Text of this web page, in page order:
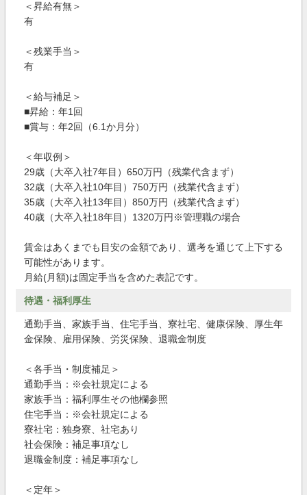
＜昇給有無＞
有
＜残業手当＞
有
＜給与補足＞
■昇給：年1回
■賞与：年2回（6.1か月分）
＜年収例＞
29歳（大卒入社7年目）650万円（残業代含まず）
32歳（大卒入社10年目）750万円（残業代含まず）
35歳（大卒入社13年目）850万円（残業代含まず）
40歳（大卒入社18年目）1320万円※管理職の場合
賃金はあくまでも目安の金額であり、選考を通じて上下する
可能性があります。
月給(月額)は固定手当を含めた表記です。
待遇・福利厚生
通勤手当、家族手当、住宅手当、寮社宅、健康保険、厚生年
金保険、雇用保険、労災保険、退職金制度
＜各手当・制度補足＞
通勤手当：※会社規定による
家族手当：福利厚生その他欄参照
住宅手当：※会社規定による
寮社宅：独身寮、社宅あり
社会保険：補足事項なし
退職金制度：補足事項なし
＜定年＞